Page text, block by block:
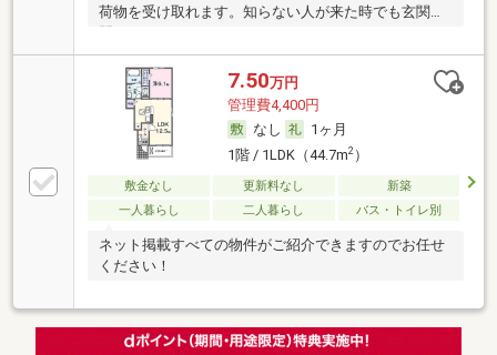
荷物を受け取れます。知らない人が来た時でも玄関を
7.50万円
管理費4,400円
なし
1ヶ月
1階 / 1LDK（44.7m2）
敷金なし 更新料なし
新築
一人暮らし
二人暮らし バス・トイレ別
ネット掲載すべての物件がご紹介できますのでお任せ
ください！